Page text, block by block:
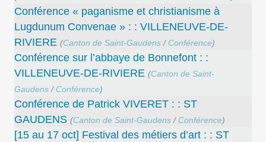
Conférence « paganisme et christianisme à
Lugdunum Convenae » : : VILLENEUVE-DE-
RIVIERE (Canton de Saint-Gaudens / Conférence)
Conférence sur l’abbaye de Bonnefont : :
VILLENEUVE-DE-RIVIERE (Canton de Saint-
Gaudens / Conférence)
Conférence de Patrick VIVERET : : ST
GAUDENS (Canton de Saint-Gaudens / Conférence)
[15 au 17 oct] Festival des métiers d’art : : ST